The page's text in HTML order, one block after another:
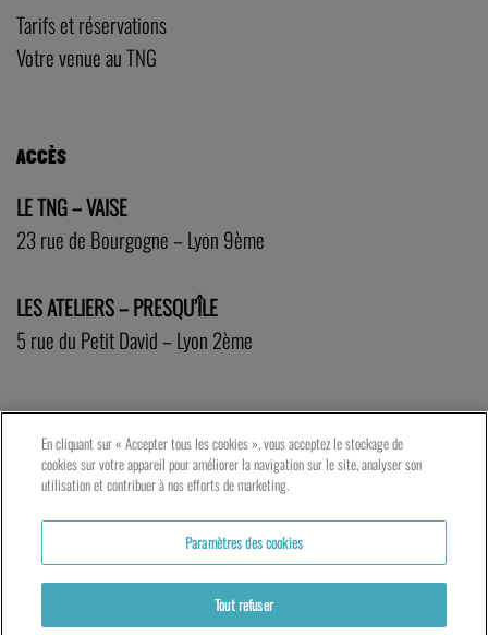
Tarifs et réservations
Votre venue au TNG
ACCÈS
LE TNG – VAISE
23 rue de Bourgogne – Lyon 9ème
LES ATELIERS – PRESQU’ÎLE
5 rue du Petit David – Lyon 2ème
En cliquant sur « Accepter tous les cookies », vous acceptez le stockage de
cookies sur votre appareil pour améliorer la navigation sur le site, analyser son
utilisation et contribuer à nos efforts de marketing.
Paramètres des cookies
Tout refuser